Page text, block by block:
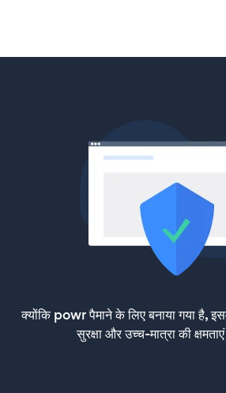
क्योंकि powr पैमाने के लिए बनाया गया है,
सुरक्षा और उच्च-मात्रा की